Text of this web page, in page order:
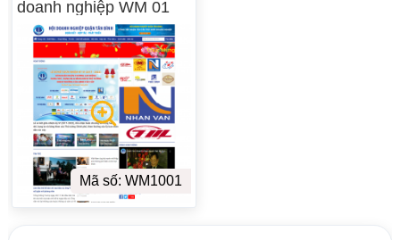
doanh nghiệp WM 01
Mã số: WM1001